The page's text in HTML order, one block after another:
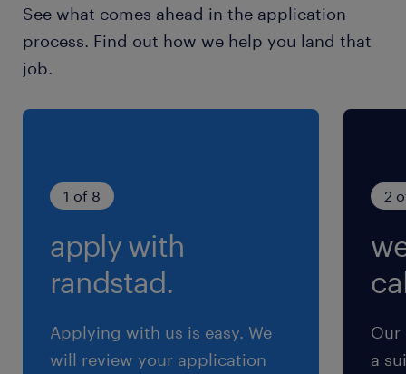
8:30-17:30（実働8時間00分・休憩60分）
※上記はシフト例です／お仕事内容・職種・勤務
地により異なります。
See what comes ahead in the application
process. Find out how we help you land that
job.
1 of 8
apply with
randstad.
Applying with us is easy. We
will review your application
2
Our
a